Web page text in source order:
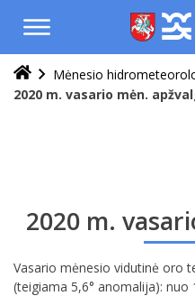
title Pažymėti
Šviesus
brightness_low Tamsus
turinį
Mėnesio
2020 m. vasario mėn.
2020 m.
Vasario mėnesio vidutinė oro
(teigiama 5,6° anomalija): nuo